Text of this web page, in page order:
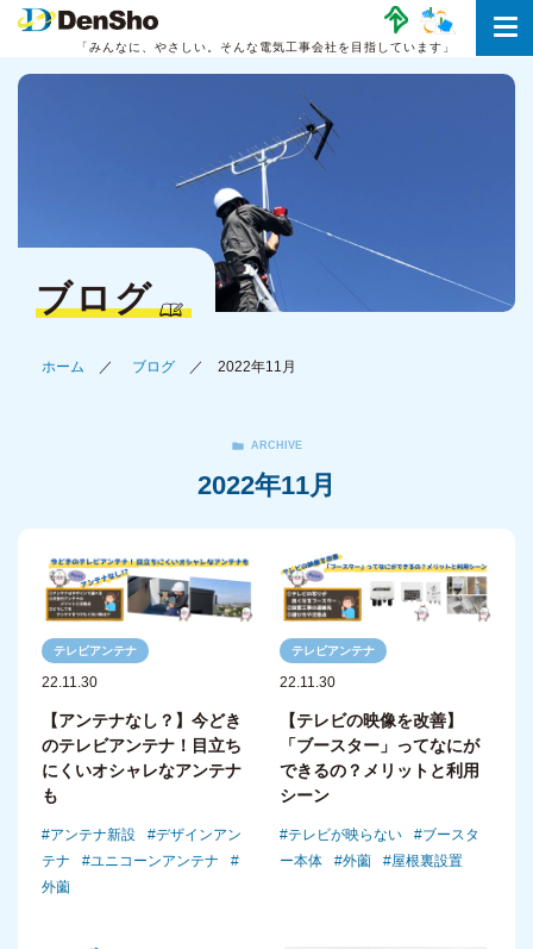
「みんなに、やさしい。 そんな電気工事会社を目指しています」
ブログ
ホーム ブログ 2022年11月
ARCHIVE
2022年11月
テレビアンテナ
22.11.30
【アンテナなし？】今どき
のテレビアンテナ！目立ち
にくいオシャレなアンテナ
も
アンテナ新設
デザインアン
テナ
ユニコーンアンテナ
外薗
テレビアンテナ
22.11.30
【テレビの映像を改善】
「ブースター」ってなにが
できるの？メリットと利用
シーン
テレビが映らない
ブースタ
ー本体
外薗 屋根裏設置